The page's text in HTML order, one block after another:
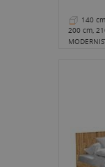
140
200 cm,